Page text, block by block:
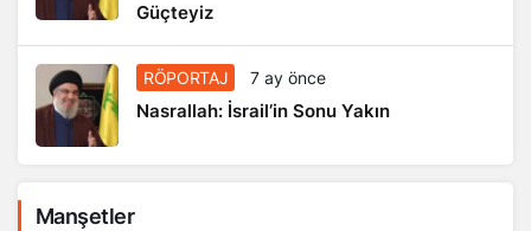
Güçteyiz
RÖPORTAJ 7 ay önce
Nasrallah: İsrail’in Sonu Yakın
Manşetler